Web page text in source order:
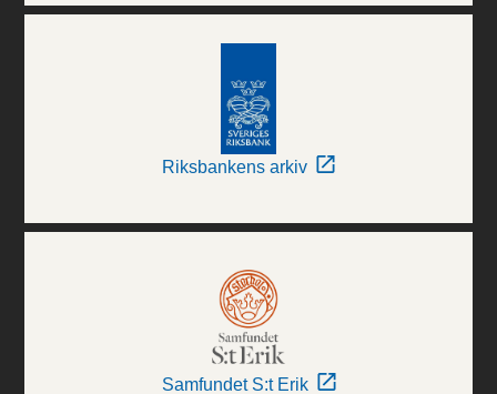
Riksbankens arkiv
Samfundet S:t Erik